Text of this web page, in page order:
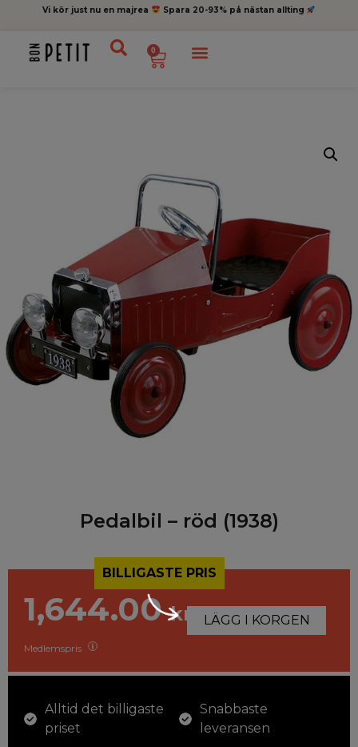
Vi kör just nu en majrea Spara 20-93% på nästan allting
0
Pedalbil – röd (1938)
BILLIGASTE PRIS
1,644.00 kr
Medlemspris
LÄGG I KORGEN
Alltid det billigaste
priset
Snabbaste
leveransen